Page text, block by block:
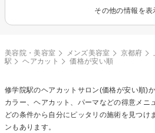
その他の情報を表
美容院・美容室 メンズ美容室 京都府
駅
ヘアカット 価格が安い順
修学院駅のヘアカット サロン(価格が安い順)
カラー、ヘアカット、パーマなどの得意メニ
どの条件から自分にピッタリの施術を見つけ
ンもあります。